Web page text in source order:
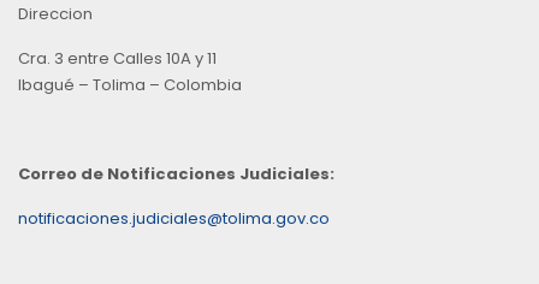
Direccion
Cra. 3 entre Calles 10A y 11
Ibagué – Tolima – Colombia
Correo de Notificaciones Judiciales:
notificaciones.judiciales@tolima.gov.co